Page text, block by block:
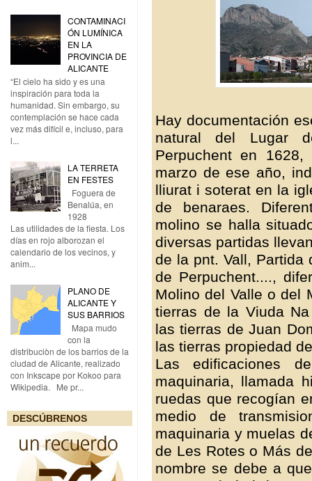
CONTAMINACI
ÓN LUMÍNICA
EN LA
PROVINCIA DE
ALICANTE
“El cielo ha sido y es una
inspiración para toda la
humanidad. Sin embargo, su
contemplación se hace cada
vez más difícil e, incluso, para
l...
LA TERRETA
EN FESTES
Foguera de
Benalúa, en
1928
Las utilidades de la fiesta. Los
días en rojo alborozan el
calendario de los vecinos, y
anim...
PLANO DE
ALICANTE Y
SUS BARRIOS
Mapa mudo
con la
distribuciòn de los barrios de la
ciudad de Alicante, realizado
con Inkscape por Kokoo para
Wikipedia. Me pr...
DESCÚBRENOS
Hay documentación
natural del Lugar
Perpuchent en
marzo de ese año,
lliurat i soterat en la
de benaraes.
molino se halla
diversas partidas
de la pnt. Vall, Partida
de Perpuchent....,
Molino del Valle o del
tierras de la Viuda
las tierras de Juan
las tierras propiedad
Las edificaciones
maquinaria, llamada
ruedas que recogían
medio de
maquinaria y muelas
de Les Rotes o Más
nombre se debe a